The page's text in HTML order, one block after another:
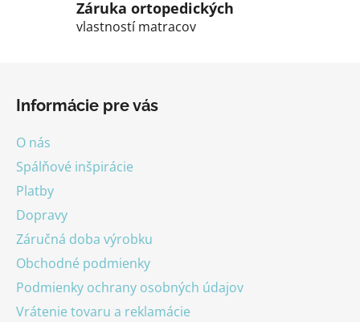
ý
p
Záruka ortopedických
vlastností matracov
Informácie pre vás
O nás
Spálňové inšpirácie
Platby
Dopravy
Záručná doba výrobku
Obchodné podmienky
Podmienky ochrany osobných údajov
Vrátenie tovaru a reklamácie